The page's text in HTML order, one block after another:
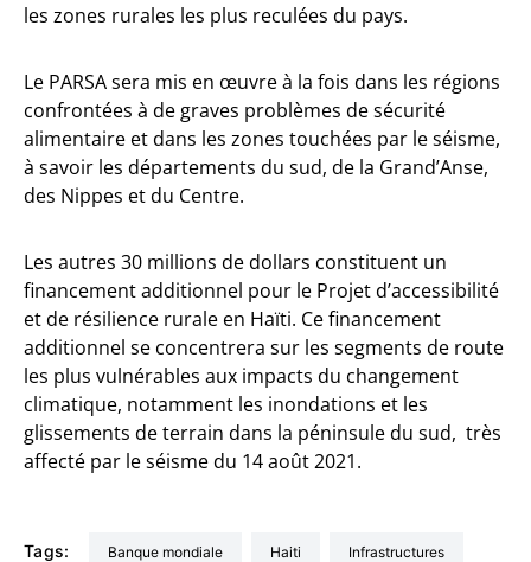
les zones rurales les plus reculées du pays.
Le PARSA sera mis en œuvre à la fois dans les régions
confrontées à de graves problèmes de sécurité
alimentaire et dans les zones touchées par le séisme,
à savoir les départements du sud, de la Grand’Anse,
des Nippes et du Centre.
Les autres 30 millions de dollars constituent un
financement additionnel pour le Projet d’accessibilité
et de résilience rurale en Haïti. Ce financement
additionnel se concentrera sur les segments de route
les plus vulnérables aux impacts du changement
climatique, notamment les inondations et les
glissements de terrain dans la péninsule du sud, très
affecté par le séisme du 14 août 2021.
Tags: Banque mondiale Haiti infrastructures